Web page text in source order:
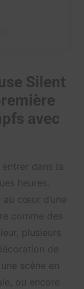
Silent
avec
dans la
heures.
cœur d’une
comme des
plusieurs
de
scène en
ou encore